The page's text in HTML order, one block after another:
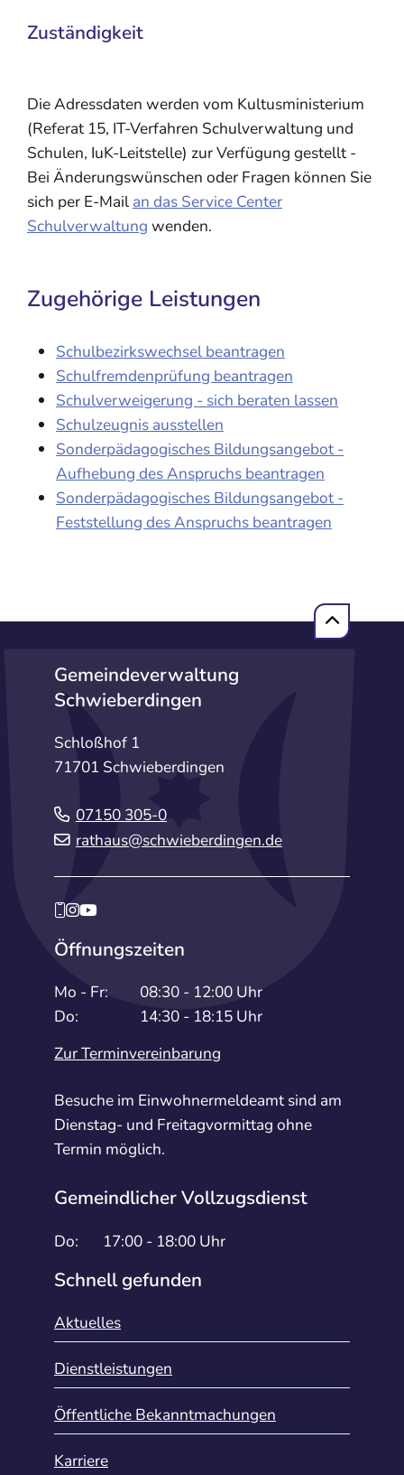
Zuständigkeit
Die Adressdaten werden vom Kultusministerium
(Referat 15, IT-Verfahren Schulverwaltung und
Schulen, IuK-Leitstelle) zur Verfügung gestellt -
Bei Änderungswünschen oder Fragen können Sie
sich per E-Mail an das Service Center
Schulverwaltung wenden.
Zugehörige Leistungen
Schulbezirkswechsel beantragen
Schulfremdenprüfung beantragen
Schulverweigerung - sich beraten lassen
Schulzeugnis ausstellen
Sonderpädagogisches Bildungsangebot -
Aufhebung des Anspruchs beantragen
Sonderpädagogisches Bildungsangebot -
Feststellung des Anspruchs beantragen
Gemeindeverwaltung
Schwieberdingen
Schloßhof 1
71701 Schwieberdingen
07150 305-0
rathaus@schwieberdingen.de
Öffnungszeiten
Mo - Fr:
08:30 - 12:00 Uhr
Do:
14:30 - 18:15 Uhr
Zur Terminvereinbarung
Besuche im Einwohnermeldeamt sind am
Dienstag- und Freitagvormittag ohne
Termin möglich.
Gemeindlicher Vollzugsdienst
Do: 17:00 - 18:00 Uhr
Schnell gefunden
Aktuelles
Dienstleistungen
Öffentliche Bekanntmachungen
Karriere